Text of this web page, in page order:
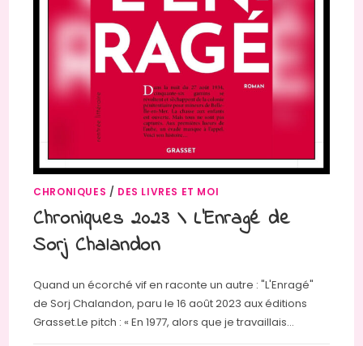
CHRONIQUES / DES LIVRES ET MOI
Chroniques 2023 \ L’Enragé de
Sorj Chalandon
Quand un écorché vif en raconte un autre : "L'Enragé"
de Sorj Chalandon, paru le 16 août 2023 aux éditions
Grasset.Le pitch : « En 1977, alors que je travaillais…